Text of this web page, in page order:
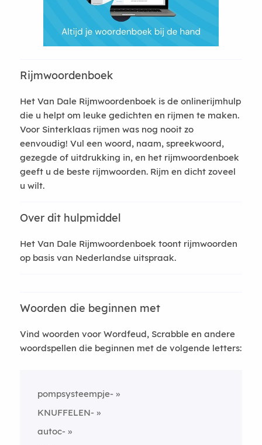
Rijmwoordenboek
Het Van Dale Rijmwoordenboek is de onlinerijmhulp
die u helpt om leuke gedichten en rijmen te maken.
Voor Sinterklaas rijmen was nog nooit zo
eenvoudig! Vul een woord, naam, spreekwoord,
gezegde of uitdrukking in, en het rijmwoordenboek
geeft u de beste rijmwoorden. Rijm en dicht zoveel
u wilt.
Over dit hulpmiddel
Het Van Dale Rijmwoordenboek toont rijmwoorden
op basis van Nederlandse uitspraak.
Woorden die beginnen met
Vind woorden voor Wordfeud, Scrabble en andere
woordspellen die beginnen met de volgende letters:
pompsysteempje-
KNUFFELEN-
autoc-